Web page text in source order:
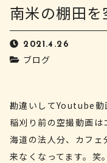
南米の棚田
2021.4.26
ブログ
勘違いしてYoutube動
稲刈り前の空撮動画
海道の法人分、カフ
来なくなってます。笑。